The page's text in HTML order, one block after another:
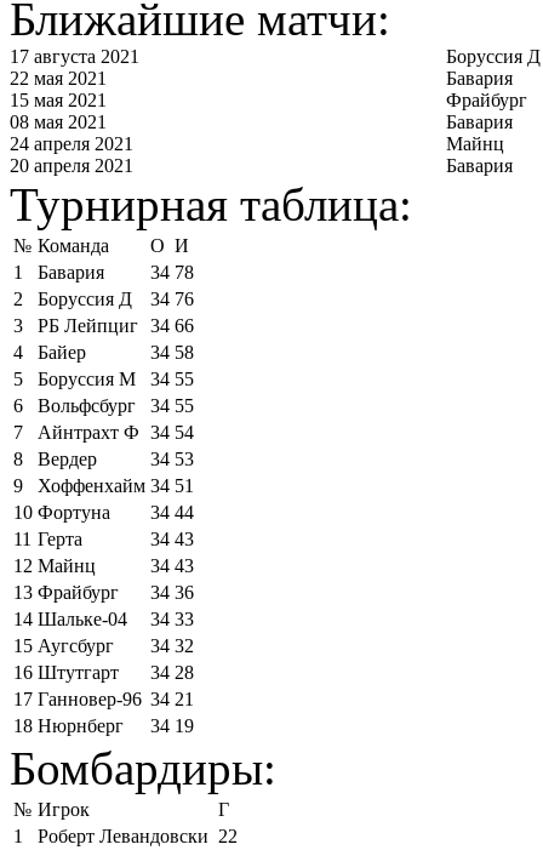
Ближайшие матчи:
17 августа 2021
Боруссия Д
22 мая 2021
Бавария
15 мая 2021
Фрайбург
08 мая 2021
Бавария
24 апреля 2021
Майнц
20 апреля 2021
Бавария
Турнирная таблица:
№ Команда О И
1
Бавария 34 78
2
Боруссия Д 34 76
3
РБ Лейпциг 34 66
4
Байер 34 58
5
Боруссия М 34 55
6
Вольфсбург 34 55
7
Айнтрахт Ф 34 54
8
Вердер 34 53
9
Хоффенхайм 34 51
10 Фортуна 34 44
11 Герта 34 43
12 Майнц 34 43
13 Фрайбург 34 36
14 Шальке-04 34 33
15 Аугсбург 34 32
16 Штутгарт 34 28
17 Ганновер-96 34 21
18 Нюрнберг 34 19
Бомбардиры:
№ Игрок
Г
1
Роберт Левандовски 22